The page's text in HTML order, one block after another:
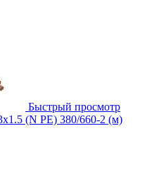
Быстрый просмотр
(N PE) 380/660-2 (м)